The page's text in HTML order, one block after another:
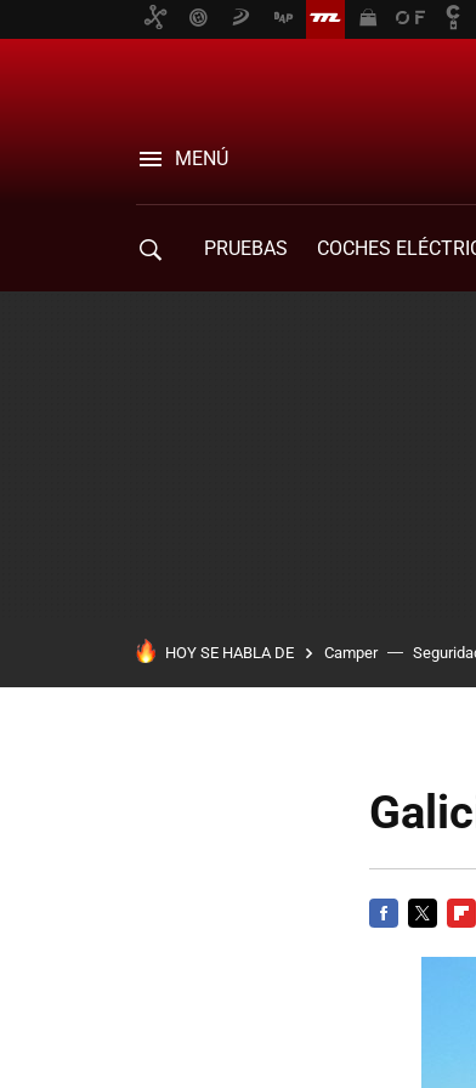
MENÚ
PRUEBAS COCHES
HOY SE HABLA DE Camper